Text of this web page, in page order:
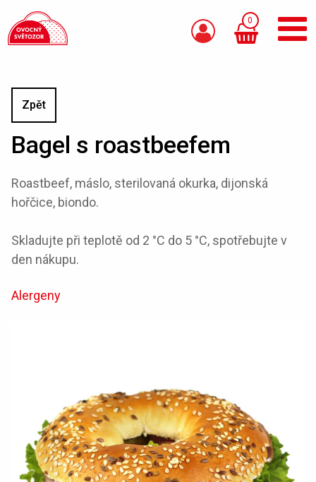
0
Zpět
Bagel s roastbeefem
Roastbeef, máslo, sterilovaná okurka, dijonská
hořčice, biondo.
Skladujte při teplotě od 2 °C do 5 °C, spotřebujte v
den nákupu.
Alergeny